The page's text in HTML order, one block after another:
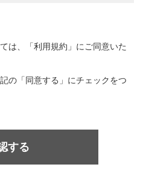
は、「利用規約」にご同意いた
の「同意する」にチェックをつ
する